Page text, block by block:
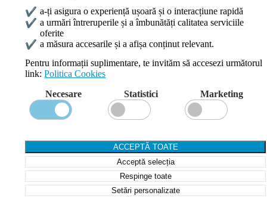
contact@cartusepremium.ro
Luni –Vineri: 09:00 – 17:00
Cartușe Premium 2021 Creare Magazin OnlineBOSSNET
Wishlist
Compare
Login / Register
Shopping cart
Close
No account yet?
✔ a-ți asigura o experiență ușoară și o interacțiune rapidă
✔ a urmări întreruperile și a îmbunătăți calitatea serviciile
oferite
✔ a măsura accesarile și a afișa conținut relevant.
Pentru informații suplimentare, te invităm să accesezi următorul
link:Politica Cookies
Necesare
Statistici Marketing
ACCEPTĂ TOATE
Acceptă selecția
Respinge toate
Setări personalizate